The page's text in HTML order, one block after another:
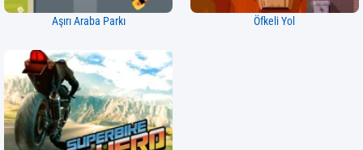
Aşırı Araba Parkı Öfkeli Yol